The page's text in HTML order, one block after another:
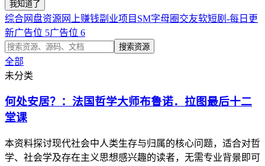
我知道了
综合网盘资源 网上赚钱副业项目 SM字母圈交友软短剧-每日更
新广告位 5广告位 6
搜索资源
全部
未分类
何处安居？：法国哲学大师布鲁诺．拉图最后十二
堂课
本资料探讨现代社会中人类生存与归属的核心问题，适合对哲
学、社会学及存在主义思想感兴趣的读者，无需专业背景即可